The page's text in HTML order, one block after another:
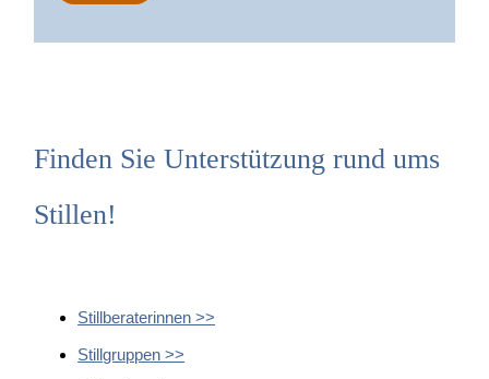
Finden Sie Unterstützung rund ums
Stillen!
Stillberaterinnen >>
Stillgruppen >>